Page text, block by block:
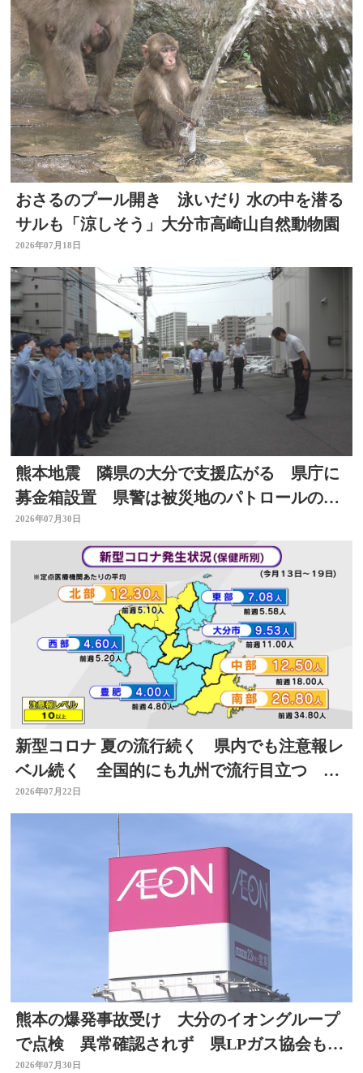
おさるのプール開き 泳いだり 水の中を潜る
サルも「涼しそう」大分市高崎山自然動物園
2026年07月18日
熊本地震 隣県の大分で支援広がる 県庁に
募金箱設置 県警は被災地のパトロールのた
め部隊を派遣
2026年07月30日
新型コロナ 夏の流行続く 県内でも注意報レ
ベル続く 全国的にも九州で流行目立つ 大
分
2026年07月22日
熊本の爆発事故受け 大分のイオングループ
で点検 異常確認されず 県LPガス協会も安
全点検を通知
2026年07月30日